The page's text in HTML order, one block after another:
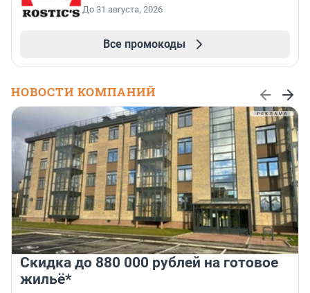
До 31 августа, 2026
Все промокоды
НОВОСТИ КОМПАНИЙ
Скидка до 880 000 рублей на готовое
жильё*